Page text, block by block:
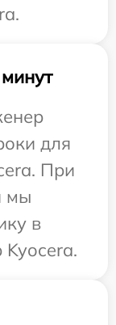
для
При
мы
в
Kyocera.